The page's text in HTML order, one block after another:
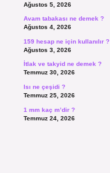
Ağustos 5, 2026
Avam tabakası ne demek ?
Ağustos 4, 2026
159 hesap ne için kullanılır ?
Ağustos 3, 2026
İtlak ve takyid ne demek ?
Temmuz 30, 2026
Isı ne çeşidi ?
Temmuz 25, 2026
1 mm kaç m’dir ?
Temmuz 24, 2026